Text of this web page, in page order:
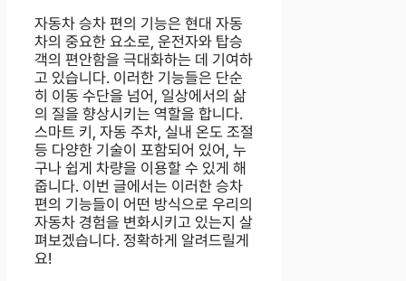
자동차 승차 편의 기능은 현대 자동
차의 중요한 요소로, 운전자와 탑승
객의 편안함을 극대화하는 데 기여하
고 있습니다. 이러한 기능들은 단순
히 이동 수단을 넘어, 일상에서의 삶
의 질을 향상시키는 역할을 합니다.
스마트 키, 자동 주차, 실내 온도 조절
등 다양한 기술이 포함되어 있어, 누
구나 쉽게 차량을 이용할 수 있게 해
줍니다. 이번 글에서는 이러한 승차
편의 기능들이 어떤 방식으로 우리의
자동차 경험을 변화시키고 있는지 살
펴보겠습니다. 정확하게 알려드릴게
요!